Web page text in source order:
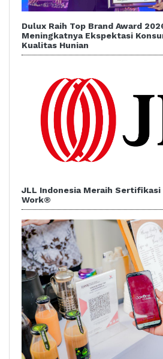
Dulux Raih Top Brand Award
Meningkatnya Ekspektasi
Kualitas Hunian
JLL Indonesia Meraih Sertifikasi
Work®